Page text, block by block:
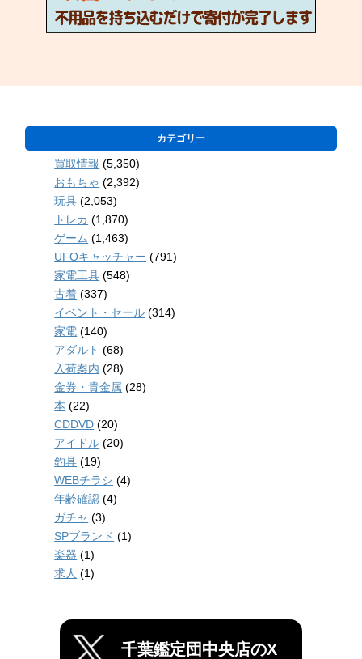
カテゴリー
買取情報 (5,350)
おもちゃ (2,392)
玩具 (2,053)
トレカ (1,870)
ゲーム (1,463)
UFOキャッチャー (791)
家電工具 (548)
古着 (337)
イベント・セール (314)
家電 (140)
アダルト (68)
入荷案内 (28)
金券・貴金属 (28)
本 (22)
CDDVD (20)
アイドル (20)
釣具 (19)
WEBチラシ (4)
年齢確認 (4)
ガチャ (3)
SPブランド (1)
楽器 (1)
求人 (1)
千葉鑑定団中央店のX